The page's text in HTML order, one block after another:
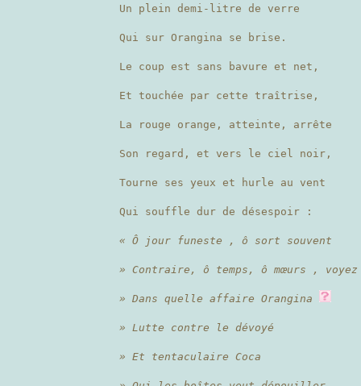
Un plein demi-litre de verre
Qui sur Orangina se brise.
Le coup est sans bavure et net,
Et touchée par cette traîtrise,
La rouge orange, atteinte, arrête
Son regard, et vers le ciel noir,
Tourne ses yeux et hurle au vent
Qui souffle dur de désespoir :
« Ô jour funeste , ô sort souvent
» Contraire, ô temps, ô mœurs , voyez
» Dans quelle affaire Orangina
» Lutte contre le dévoyé
» Et tentaculaire Coca